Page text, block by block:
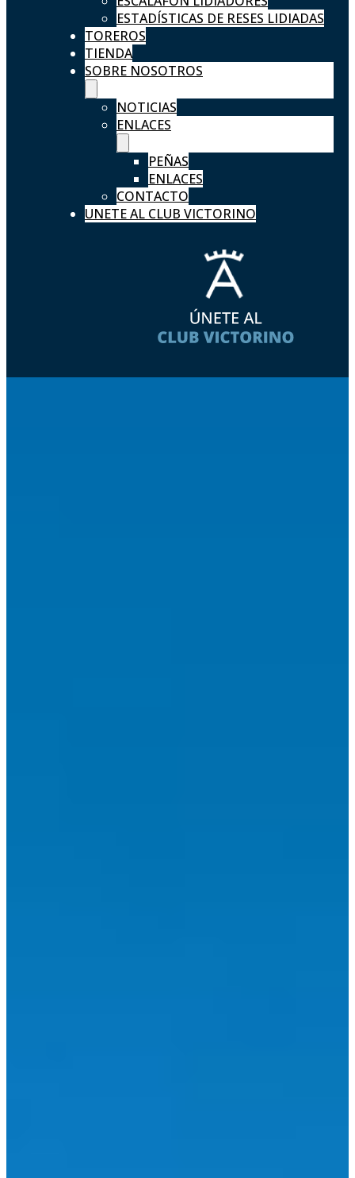
ESTADÍSTICAS DE RESES LIDIADAS
TOREROS
TIENDA
SOBRE NOSOTROS
NOTICIAS
ENLACES
PEÑAS
ENLACES
CONTACTO
UNETE AL CLUB VICTORINO